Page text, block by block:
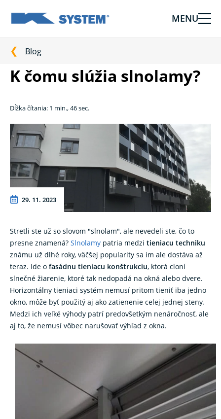
Tieniaca
pre
vašu
domácnosť
od
MENU
Blog
K čomu slúžia slnolamy?
Dĺžka čítania: 1 min., 46 sec.
29. 11. 2023
Stretli ste už so slovom "slnolam", ale nevedeli ste, čo to
presne znamená? Slnolamy patria medzi tieniacu techniku
známu už dlhé roky, väčšej popularity sa im ale dostáva až
teraz. Ide o fasádnu tieniacu konštrukciu, ktorá cloní
slnečné žiarenie, ktoré tak nedopadá na okná alebo dvere.
Horizontálny tieniaci systém nemusí pritom tieniť iba jedno
okno, môže byť použitý aj ako zatienenie celej jednej steny.
Medzi ich veľké výhody patrí predovšetkým nenáročnosť, ale
aj to, že nemusí vôbec narušovať výhľad z okna.